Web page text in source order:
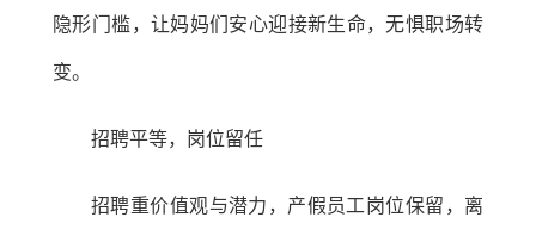
隐形门槛，让妈妈们安心迎接新生命，无惧职场转
变。
招聘平等，岗位留任
招聘重价值观与潜力，产假员工岗位保留，离